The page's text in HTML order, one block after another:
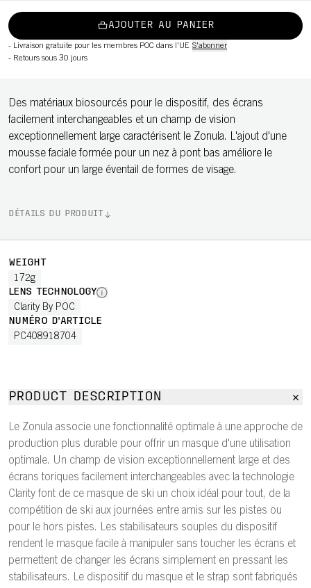
AJOUTER AU PANIER
- Livraison gratuite pour les membres POC dans l'UE S'abonner
- Retours sous 30 jours
Des matériaux biosourcés pour le dispositif, des écrans
facilement interchangeables et un champ de vision
exceptionnellement large caractérisent le Zonula. L'ajout d'une
mousse faciale formée pour un nez à pont bas améliore le
confort pour un large éventail de formes de visage.
DÉTAILS DU PRODUIT
WEIGHT
172g
LENS TECHNOLOGY
Clarity By POC
NUMÉRO D'ARTICLE
PC408918704
PRODUCT DESCRIPTION
Le Zonula associe une fonctionnalité optimale à une approche de
production plus durable pour offrir un masque d'une utilisation
optimale. Un champ de vision exceptionnellement large et des
écrans toriques facilement interchangeables avec la technologie
Clarity font de ce masque de ski un choix idéal pour tout, de la
compétition de ski aux journées entre amis sur les pistes ou
pour le hors pistes. Les stabilisateurs souples du dispositif
rendent le masque facile à manipuler sans toucher les écrans et
permettent de changer les écrans simplement en pressant les
stabilisateurs. Le dispositif du masque et le strap sont fabriqués